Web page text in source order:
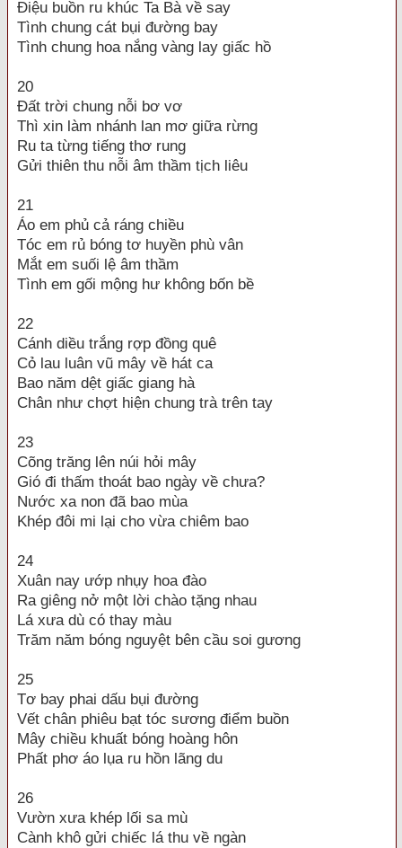
Điệu buồn ru khúc Ta Bà về say
Tình chung cát bụi đường bay
Tình chung hoa nắng vàng lay giấc hồ
20
Đất trời chung nỗi bơ vơ
Thì xin làm nhánh lan mơ giữa rừng
Ru ta từng tiếng thơ rung
Gửi thiên thu nỗi âm thầm tịch liêu
21
Áo em phủ cả ráng chiều
Tóc em rủ bóng tơ huyền phù vân
Mắt em suối lệ âm thầm
Tình em gối mộng hư không bốn bề
22
Cánh diều trắng rợp đồng quê
Cỏ lau luân vũ mây về hát ca
Bao năm dệt giấc giang hà
Chân như chợt hiện chung trà trên tay
23
Cõng trăng lên núi hỏi mây
Gió đi thấm thoát bao ngày về chưa?
Nước xa non đã bao mùa
Khép đôi mi lại cho vừa chiêm bao
24
Xuân nay ướp nhụy hoa đào
Ra giêng nở một lời chào tặng nhau
Lá xưa dù có thay màu
Trăm năm bóng nguyệt bên cầu soi gương
25
Tơ bay phai dấu bụi đường
Vết chân phiêu bạt tóc sương điểm buồn
Mây chiều khuất bóng hoàng hôn
Phất phơ áo lụa ru hồn lãng du
26
Vườn xưa khép lối sa mù
Cành khô gửi chiếc lá thu về ngàn